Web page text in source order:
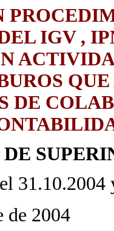
IGV ,
DE
de 2004